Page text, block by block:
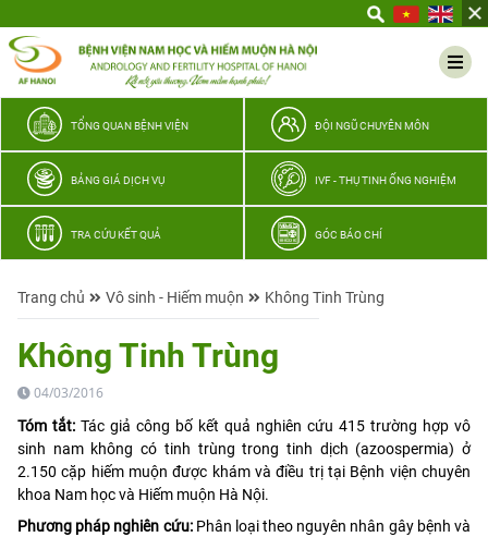
thương
TỔNG QUAN BỆNH VIỆN ĐỘI NGŨ CHUYÊN MÔN
BẢNG GIÁ DỊCH VỤ IVF - THỤ TINH ỐNG NGHIỆM
TRA CỨU KẾT QUẢ GÓC BÁO CHÍ
Trang chủ Vô sinh - Hiếm muộn Không Tinh Trùng
Không Tinh Trùng
04/03/2016
Tóm tắt: Tác giả công bố kết quả nghiên cứu 415 trường hợp vô
sinh nam không có tinh trùng trong tinh dịch (azoospermia) ở
2.150 cặp hiếm muộn được khám và điều trị tại Bệnh viện chuyên
khoa Nam học và Hiếm muộn Hà Nội.
Phương pháp nghiên cứu:Phân loại theo nguyên nhân gây bệnh và